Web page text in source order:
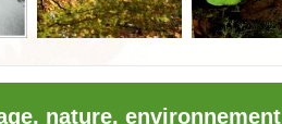
nature, environnement